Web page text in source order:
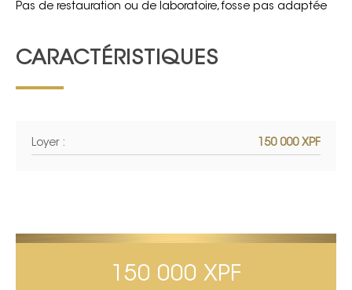
Pas de restauration ou de laboratoire, fosse pas adaptée
CARACTÉRISTIQUES
Loyer : 150 000 XPF
150 000 XPF